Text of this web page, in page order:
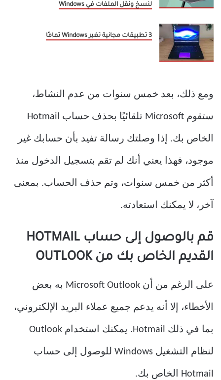
لنسخ ونقل الملفات في Windows
3 تطبيقات مجانية تغير Windows تمامًا
ومع ذلك، بعد خمس سنوات من عدم النشاط،
ستقوم Microsoft تلقائيًا بحذف حساب Hotmail
الخاص بك. إذا وصلتك رسالة تفيد بأن حسابك غير
موجود، فهذا يعني أنك لم تقم بتسجيل الدخول منذ
أكثر من خمس سنوات، وتم حذف الحساب. بمعنى
آخر، لا يمكنك استعادته.
قم بالوصول إلى حساب HOTMAIL
القديم الخاص بك من OUTLOOK
على الرغم من أن Microsoft Outlook به بعض
الأخطاء، إلا أنه يدعم جميع عملاء البريد الإلكتروني،
بما في ذلك Hotmail. يمكنك استخدام Outlook
لنظام التشغيل Windows للوصول إلى حساب
Hotmail الخاص بك.